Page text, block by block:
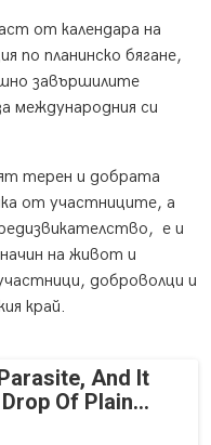
от календара на
по планинско бягане,
завършилите
международния си
терен и добрата
от участниците, а
е и
на живот и
доброволци и
край.
And It
Of Plain...